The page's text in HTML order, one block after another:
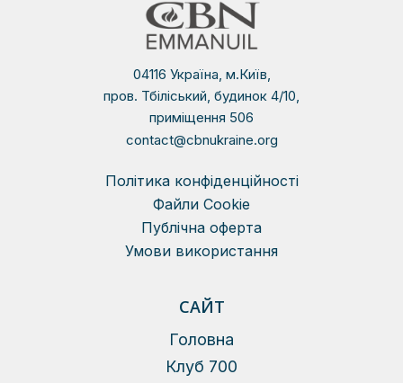
04116 Україна, м.Київ,
пров. Тбіліський, будинок 4/10,
приміщення 506
contact@cbnukraine.org
Політика конфіденційності
Файли Сookie
Публічна оферта
Умови використання
САЙТ
Головна
Клуб 700